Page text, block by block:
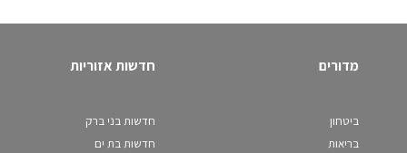
מדורים
ביטחון
בריאות
חדשות אזוריות
חדשות בני ברק
חדשות בת ים